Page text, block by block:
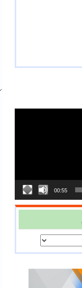
00:55